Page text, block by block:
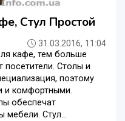
Стул Простой
31.03.2016, 11:04
кафе, тем больше
посетители. Столы и
поэтому
и комфортными.
обеспечат
мебели. Стул...